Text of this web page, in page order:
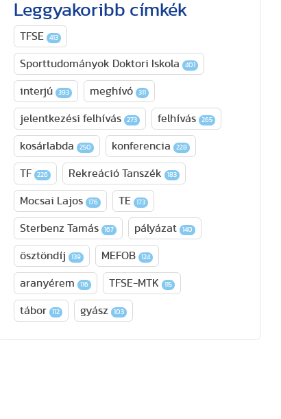
Leggyakoribb címkék
TFSE 413
Sporttudományok Doktori Iskola 401
interjú 393 meghívó 311
jelentkezési felhívás 273 felhívás 265
kosárlabda 250 konferencia 228
TF 226 Rekreáció Tanszék 183
Mocsai Lajos 176 TE 173
Sterbenz Tamás 167 pályázat 140
ösztöndíj 139 MEFOB 124
aranyérem 116 TFSE-MTK 115
tábor 112 gyász 103